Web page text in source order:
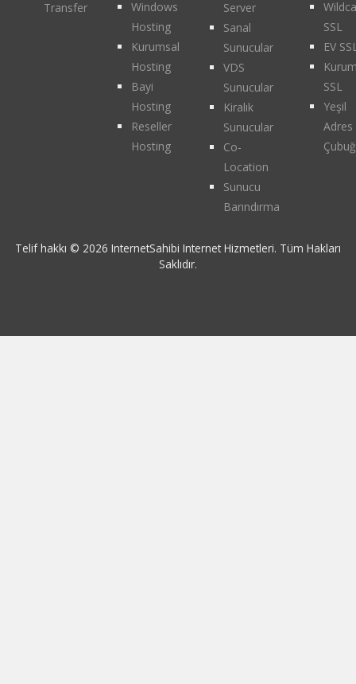
Transfer
Windows
Hosting
Kurumsal
Hosting
Bayi
Hosting
Reseller
Hosting
Server
Sanal
Sunucular
VDS
Sunucular
Kiralık
Sunucular
Co-
Location
Sunucu
Barındırma
SSL
EV
SSL
Yeşil
Adres
Telif hakkı © 2026 InternetSahibi Internet Hizmetleri. Tüm Hakları
Saklıdır.